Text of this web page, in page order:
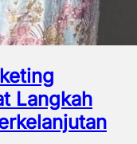
Langkah